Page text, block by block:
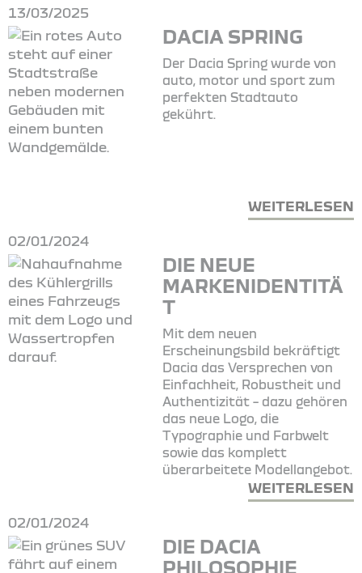
13/03/2025
DACIA SPRING
Der Dacia Spring wurde von
auto, motor und sport zum
perfekten Stadtauto
gekührt.
WEITERLESEN
02/01/2024
DIE NEUE
MARKENIDENTITÄ
T
Mit dem neuen
Erscheinungsbild bekräftigt
Dacia das Versprechen von
Einfachheit, Robustheit und
Authentizität – dazu gehören
das neue Logo, die
Typographie und Farbwelt
sowie das komplett
überarbeitete Modellangebot.
WEITERLESEN
02/01/2024
DIE DACIA
PHILOSOPHIE